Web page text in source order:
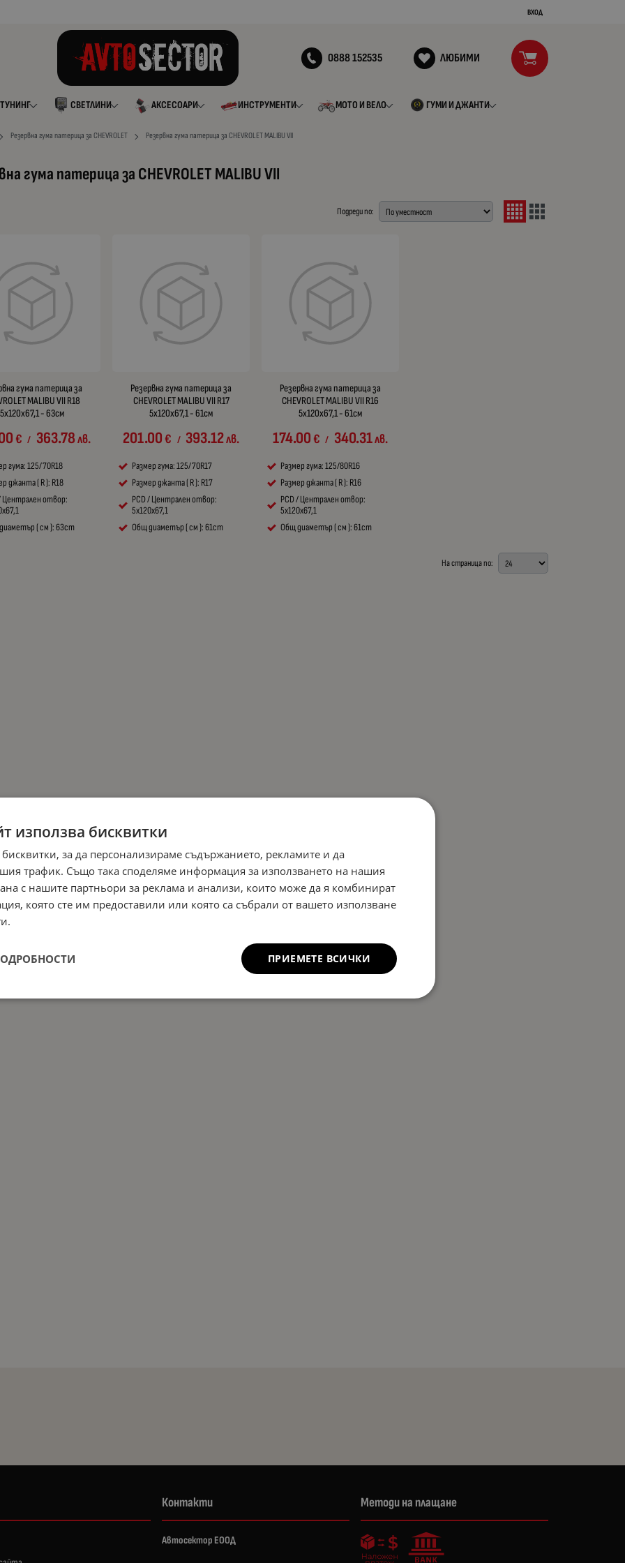
ВХОД
0888 152535 ЛЮБИМИ
ТУНИНГ СВЕТЛИНИ АКСЕСОАРИ ИНСТРУМЕНТИ МОТО И ВЕЛО ГУМИ И ДЖАНТИ
Резервна гума патерица за CHEVROLET Резервна гума патерица за CHEVROLET MALIBU VII
гума патерица за CHEVROLET MALIBU VII
Подреди по:
гума патерица за
MALIBU VII R18
5x120x67,1 - 63см
€ / 363.78лв.
гума: 125/70R18
джанта ( R ): R18
Централен отвор:
( см ): 63cm
Резервна гума патерица за
CHEVROLET MALIBU VII R17
5x120x67,1 - 61см
201.00€ / 393.12лв.
Размер гума: 125/70R17
Размер джанта ( R ): R17
PCD / Централен отвор:
5x120x67,1
Общ диаметър ( см ): 61cm
Резервна гума патерица за
CHEVROLET MALIBU VII R16
5x120x67,1 - 61см
174.00€ / 340.31лв.
Размер гума: 125/80R16
Размер джанта ( R ): R16
PCD / Централен отвор:
5x120x67,1
Общ диаметър ( см ): 61cm
На страница по:
Контакти
Автосектор ЕООД
Методи на плащане
използва бисквитки
за да персонализираме съдържанието, рекламите и да
трафик. Също така споделяме информация за използването на нашия
с нашите партньори за реклама и анализи, които може да я комбинират
която сте им предоставили или която са събрали от вашето използване
ПРИЕМЕТЕ ВСИЧКИ